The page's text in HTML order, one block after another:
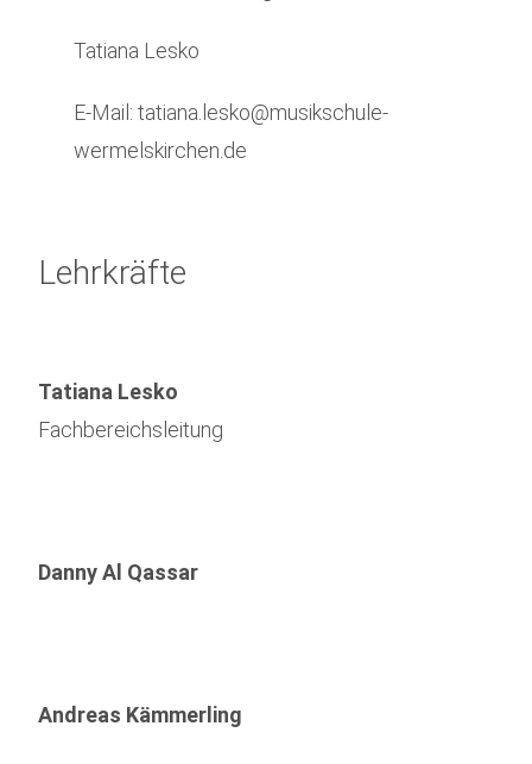
Tatiana Lesko
E-Mail: tatiana.lesko@musikschule-
wermelskirchen.de
Lehrkräfte
Tatiana Lesko
Fachbereichsleitung
Danny Al Qassar
Andreas Kämmerling